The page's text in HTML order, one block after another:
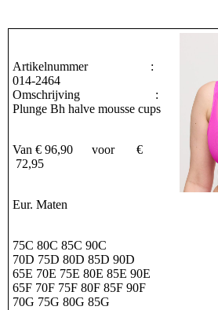
Artikelnummer :
014-2464
Omschrijving :
Plunge Bh halve mousse cups
Van € 96,90 voor €
72,95
Eur. Maten
75C 80C 85C 90C
70D 75D 80D 85D 90D
65E 70E 75E 80E 85E 90E
65F 70F 75F 80F 85F 90F
70G 75G 80G 85G